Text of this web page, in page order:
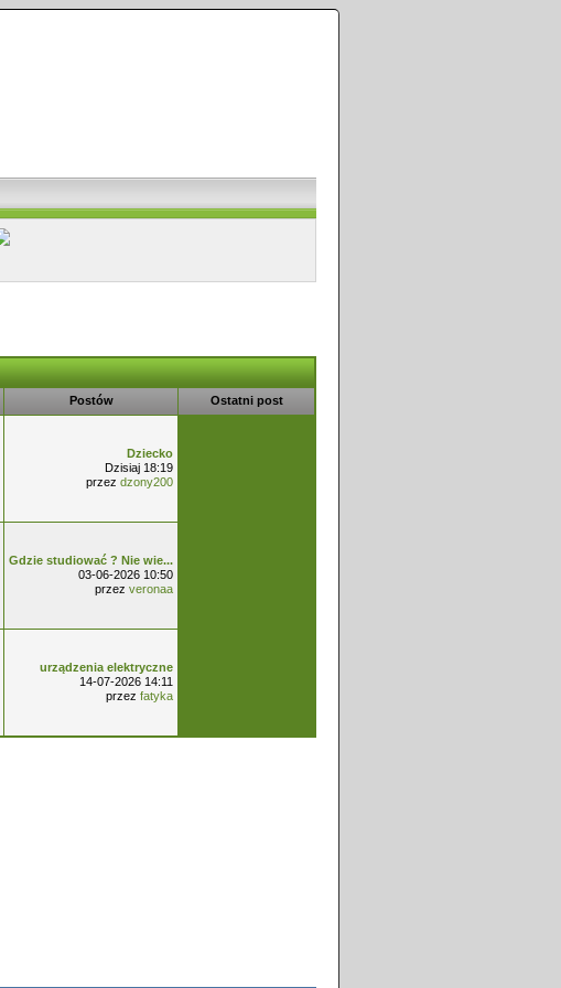
Postów Ostatni post
Dziecko
Dzisiaj 18:19
przez dzony200
Gdzie studiować ? Nie wie...
03-06-2026 10:50
przez veronaa
urządzenia elektryczne
14-07-2026 14:11
przez fatyka